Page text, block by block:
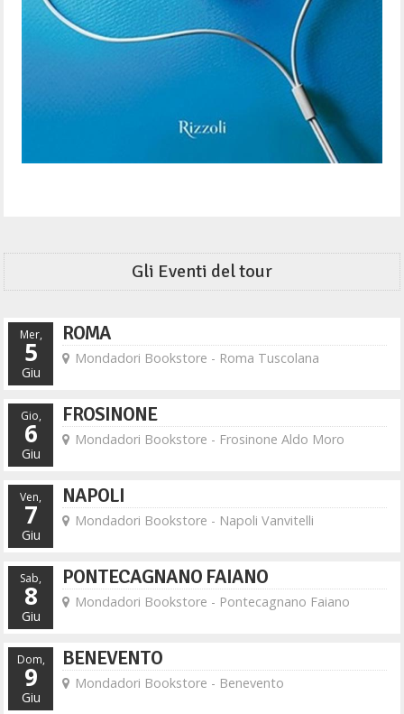
Gli Eventi del tour
Mer,
5
Giu
ROMA
Mondadori Bookstore - Roma Tuscolana
Gio,
6
Giu
FROSINONE
Mondadori Bookstore - Frosinone Aldo Moro
Ven,
7
Giu
NAPOLI
Mondadori Bookstore - Napoli Vanvitelli
Sab,
8
Giu
PONTECAGNANO FAIANO
Mondadori Bookstore - Pontecagnano Faiano
Dom,
9
Giu
BENEVENTO
Mondadori Bookstore - Benevento